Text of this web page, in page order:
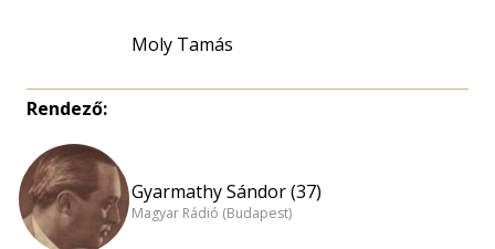
Moly Tamás
Rendező:
Gyarmathy Sándor (37)
Magyar Rádió (Budapest)